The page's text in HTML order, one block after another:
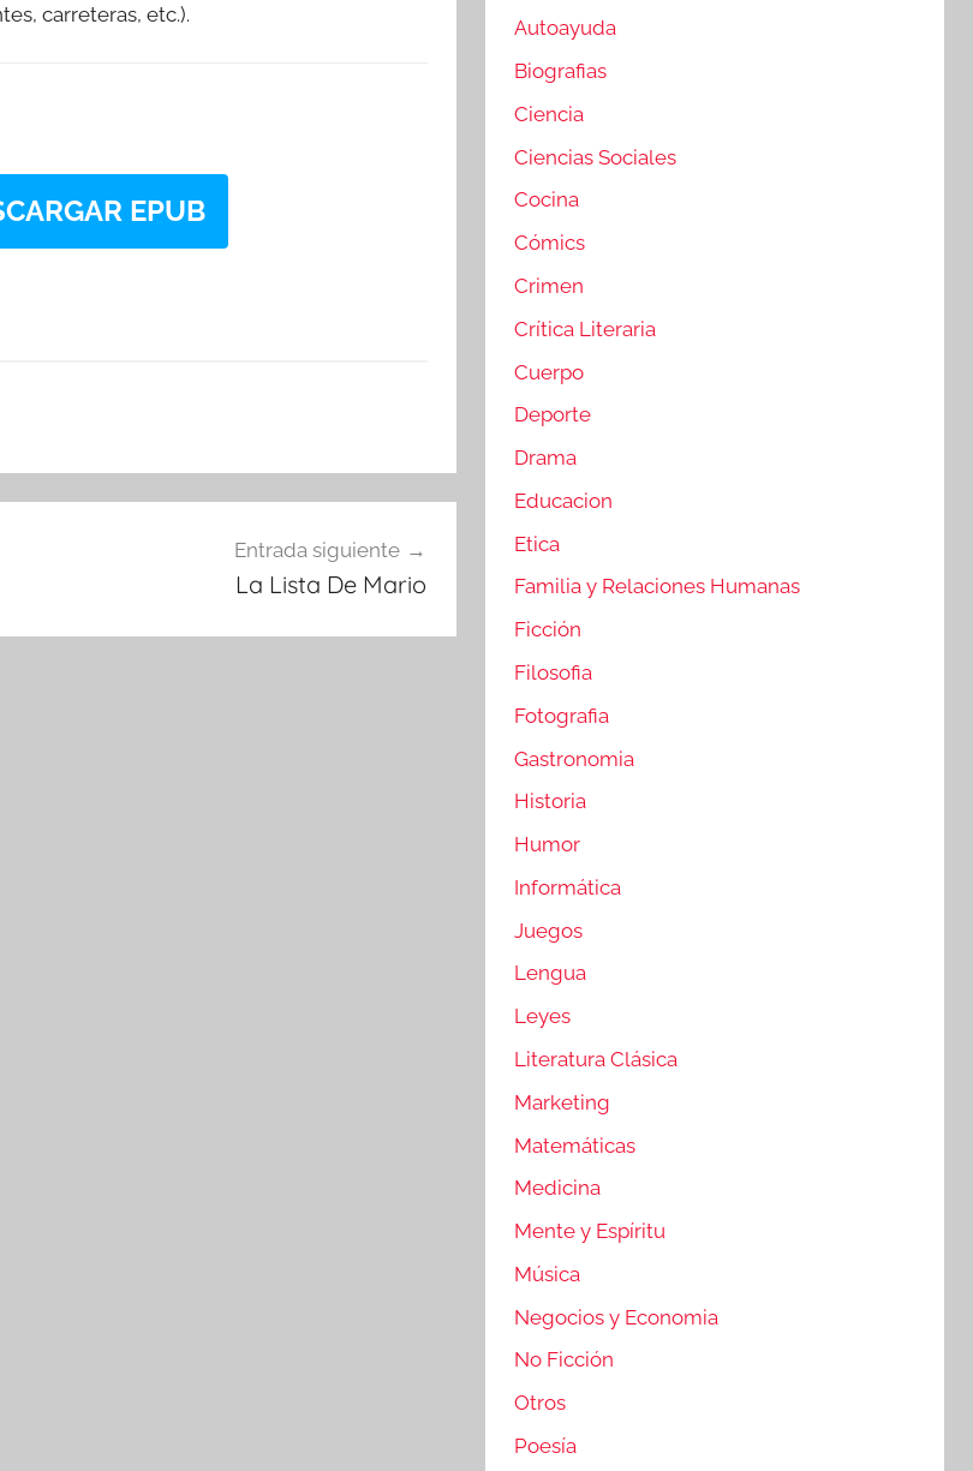
carreteras, etc.).
EPUB
Entrada siguiente
La Lista De Mario
Autoayuda
Biografias
Ciencia
Ciencias Sociales
Cocina
Cómics
Crimen
Crítica Literaria
Cuerpo
Deporte
Drama
Educacion
Etica
Familia y Relaciones Humanas
Ficción
Filosofia
Fotografia
Gastronomia
Historia
Humor
Informática
Juegos
Lengua
Leyes
Literatura Clásica
Marketing
Matemáticas
Medicina
Mente y Espíritu
Música
Negocios y Economia
No Ficción
Otros
Poesía